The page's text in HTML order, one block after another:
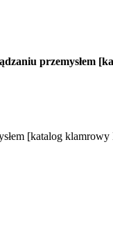
przemysłem
[katalog